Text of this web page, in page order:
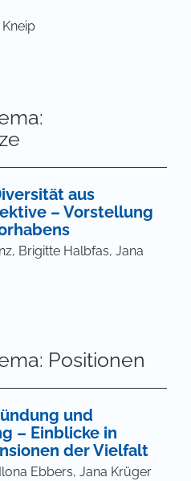
aus
– Vorstellung
Brigitte Halbfas, Jana
innen oder durch Zahlung
Positionen
und
– Einblicke in
der Vielfalt
Ebbers, Jana Krüger